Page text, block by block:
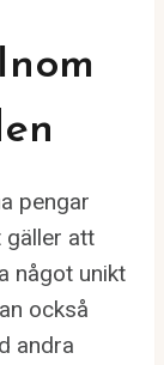
pengar
gäller att
något unikt
också
andra